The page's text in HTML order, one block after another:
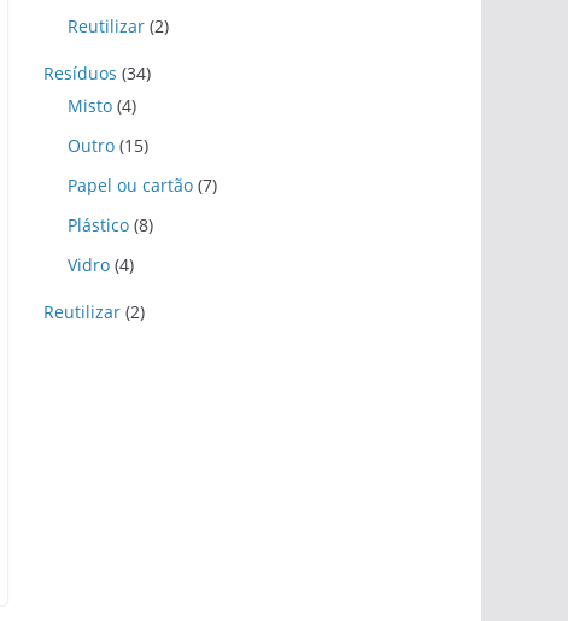
Reutilizar (2)
Resíduos (34)
Misto (4)
Outro (15)
Papel ou cartão (7)
Plástico (8)
Vidro (4)
Reutilizar (2)